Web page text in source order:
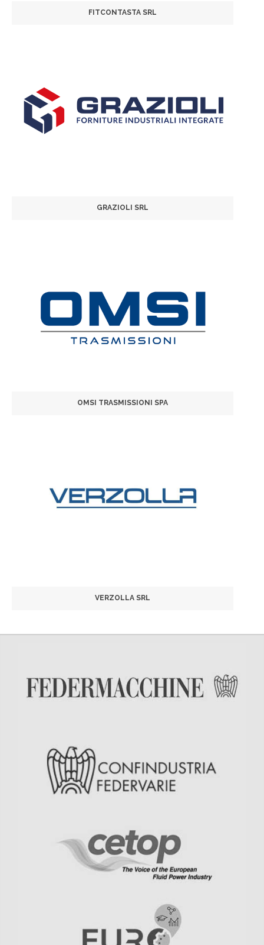
FITCONTASTA SRL
GRAZIOLI SRL
OMSI TRASMISSIONI SPA
VERZOLLA SRL